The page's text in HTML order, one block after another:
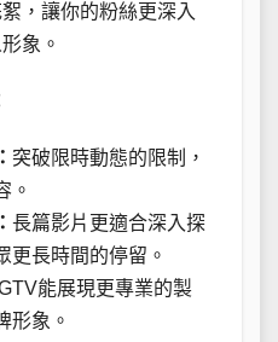
，讓你的粉絲更深入
象。
突破限時動態的限制，
。
長篇影片更適合深入探
更長時間的停留。
能展現更專業的製
形象。